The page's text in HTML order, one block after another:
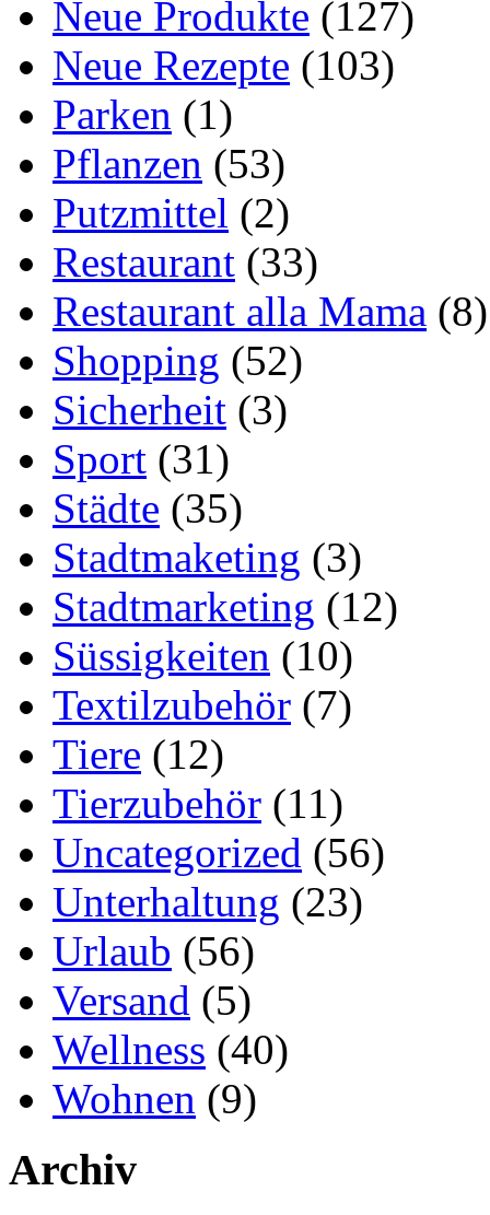
Neue Produkte (127)
Neue Rezepte (103)
Parken (1)
Pflanzen (53)
Putzmittel (2)
Restaurant (33)
Restaurant alla Mama (8)
Shopping (52)
Sicherheit (3)
Sport (31)
Städte (35)
Stadtmaketing (3)
Stadtmarketing (12)
Süssigkeiten (10)
Textilzubehör (7)
Tiere (12)
Tierzubehör (11)
Uncategorized (56)
Unterhaltung (23)
Urlaub (56)
Versand (5)
Wellness (40)
Wohnen (9)
Archiv